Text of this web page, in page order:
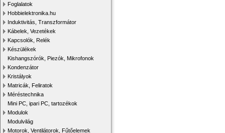
Foglalatok
Hobbielektronika.hu
Induktivitás, Transzformátor
Kábelek, Vezetékek
Kapcsolók, Relék
Készülékek
Kishangszórók, Piezók, Mikrofonok
Kondenzátor
Kristályok
Matricák, Feliratok
Méréstechnika
Mini PC, ipari PC, tartozékok
Modulok
Modulvilág
Motorok, Ventilátorok, Fűtőelemek